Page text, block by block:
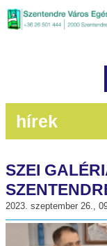
hírek
SZEI
2023. szeptember 26.,